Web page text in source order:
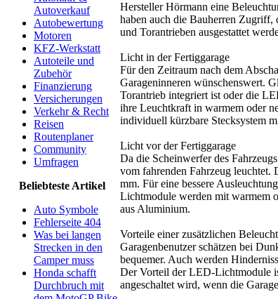
Autoverkauf
Autobewertung
Motoren
KFZ-Werkstatt
Autoteile und
Zubehör
Finanzierung
Versicherungen
Verkehr & Recht
Reisen
Routenplaner
Community
Umfragen
Beliebteste Artikel
Auto Symbole
Fehlerseite 404
Was bei langen
Strecken in den
Camper muss
Honda schafft
Durchbruch mit
Hersteller Hörmann eine
haben auch die Bauherren Zugriff,
und Torantrieben ausgestattet
Licht in der Fertiggarage
Für den Zeitraum nach dem
Garageninneren wünschenswert.
Torantrieb integriert ist oder die
ihre Leuchtkraft in warmem oder
individuell kürzbare Stecksystem
Licht vor der Fertiggarage
Da die Scheinwerfer des
vom fahrenden Fahrzeug
mm. Für eine bessere
Lichtmodule werden mit warmem
aus Aluminium.
Vorteile einer zusätzlichen
Garagenbenutzer schätzen bei
bequemer. Auch werden
Der Vorteil der LED-Lichtmodule
angeschaltet wird, wenn die